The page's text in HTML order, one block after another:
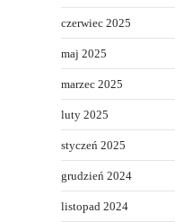
czerwiec 2025
maj 2025
marzec 2025
luty 2025
styczeń 2025
grudzień 2024
listopad 2024